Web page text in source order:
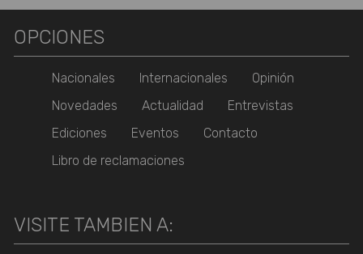
OPCIONES
Nacionales Internacionales
Opinión
Novedades
Actualidad
Entrevistas
Ediciones
Eventos
Contacto
Libro de reclamaciones
VISITE TAMBIEN A: